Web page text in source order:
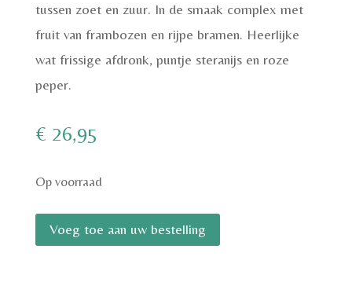
tussen zoet en zuur. In de smaak complex met
fruit van frambozen en rijpe bramen. Heerlijke
wat frissige afdronk, puntje steranijs en roze
peper.
€ 26,95
Op voorraad
Ciacci
Piccolomini
Voeg toe aan uw bestelling